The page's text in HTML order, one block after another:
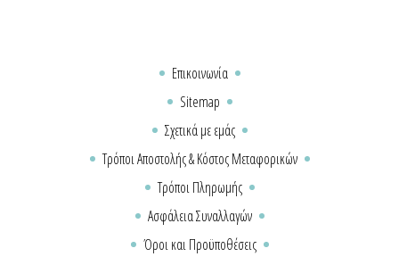
Επικοινωνία
Sitemap
Σχετικά με εμάς
Τρόποι Αποστολής & Κόστος Μεταφορικών
Τρόποι Πληρωμής
Ασφάλεια Συναλλαγών
Όροι και Προϋποθέσεις